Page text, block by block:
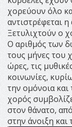
χορεύουν όλο
αντιστρέφεται
Ξετυλιχτούν ο
Ο αριθμός των
τους μήνες του
ώρες, τις
κοινωνίες,
την ομόνοια
χορός
στον θάνατο,
στην άνοιξη και